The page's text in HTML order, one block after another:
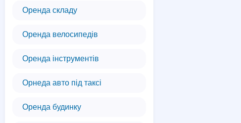
Оренда складу
Оренда велосипедів
Оренда інструментів
Орнеда авто під таксі
Оренда будинку